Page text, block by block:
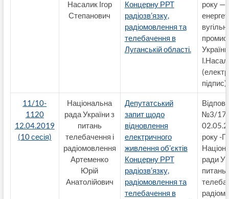
Насалик Ігор
Степанович
Концерну РРТ
радіозв’язку,
радіомовлення та
телебачення в
Луганській області.
року —
України
підпис)
11/10-
1120
12.04.2019
(10 сесія)
Національна
рада України з
питань
телебачення і
радіомовлення
Артеменко
Юрій
Анатолійович
Депутатський
запит щодо
відновлення
електричного
живлення об’єктів
Концерну РРТ
радіозв’язку,
радіомовлення та
телебачення в
№3/17
року -
ради
питань